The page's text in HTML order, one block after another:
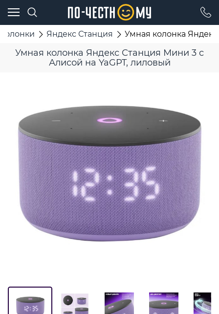
Яндекс Станция Умная колонка
Умная колонка Яндекс Станция Мини 3 с
Алисой на YaGPT, лиловый